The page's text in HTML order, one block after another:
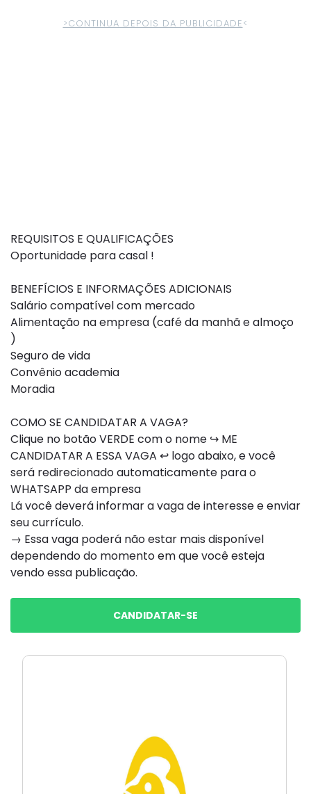
>CONTINUA DEPOIS DA PUBLICIDADE<
REQUISITOS E QUALIFICAÇÕES
Oportunidade para casal !
BENEFÍCIOS E INFORMAÇÕES ADICIONAIS
Salário compatível com mercado
Alimentação na empresa (café da manhã e almoço
)
Seguro de vida
Convênio academia
Moradia
COMO SE CANDIDATAR A VAGA?
Clique no botão VERDE com o nome ↪ ME
CANDIDATAR A ESSA VAGA ↩ logo abaixo, e você
será redirecionado automaticamente para o
WHATSAPP da empresa
Lá você deverá informar a vaga de interesse e enviar
seu currículo.
→ Essa vaga poderá não estar mais disponível
dependendo do momento em que você esteja
vendo essa publicação.
CANDIDATAR-SE